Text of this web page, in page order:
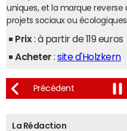
uniques, et la marque reverse
projets sociaux ou
Prix: à partir de 119 euros
Acheter:site d'Holzkern
La Rédaction